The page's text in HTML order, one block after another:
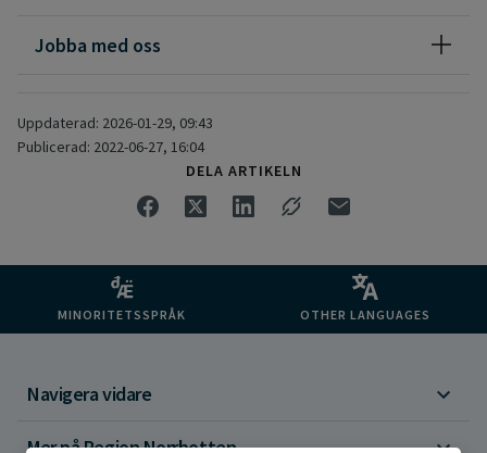
Jobba med oss
Uppdaterad: 2026-01-29, 09:43
Publicerad: 2022-06-27, 16:04
DELA ARTIKELN
MINORITETSSPRÅK OTHER LANGUAGES
Navigera vidare
Mer på Region Norrbotten